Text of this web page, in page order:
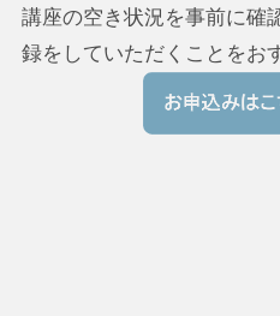
講座の空き状況を事前に確
録をしていただくことをお